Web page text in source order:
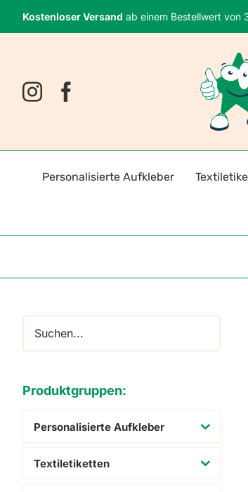
Inhalt
springen
Kostenloser Versand ab einem Bestellwert von
Personalisierte Aufkleber
Namensaufkleber
Adressaufkleber
Produktgruppen:
Personalisierte Aufkleber
Textiletiketten